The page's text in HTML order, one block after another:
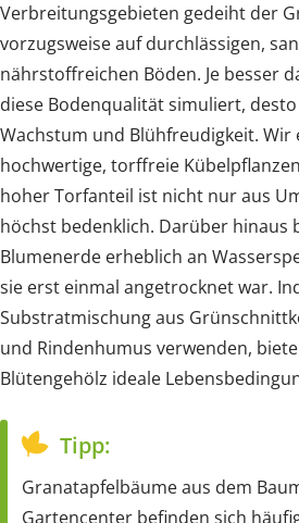
Verbreitungsgebieten gedeiht der
vorzugsweise auf durchlässigen,
nährstoffreichen Böden. Je besser
diese Bodenqualität simuliert,
Wachstum und Blühfreudigkeit. Wir
hochwertige, torffreie
hoher Torfanteil ist nicht nur aus
höchst bedenklich. Darüber hinaus
Blumenerde erheblich an
sie erst einmal angetrocknet war.
Substratmischung aus
und Rindenhumus verwenden,
Blütengehölz ideale
Tipp:
Granatapfelbäume aus dem
Gartencenter befinden sich